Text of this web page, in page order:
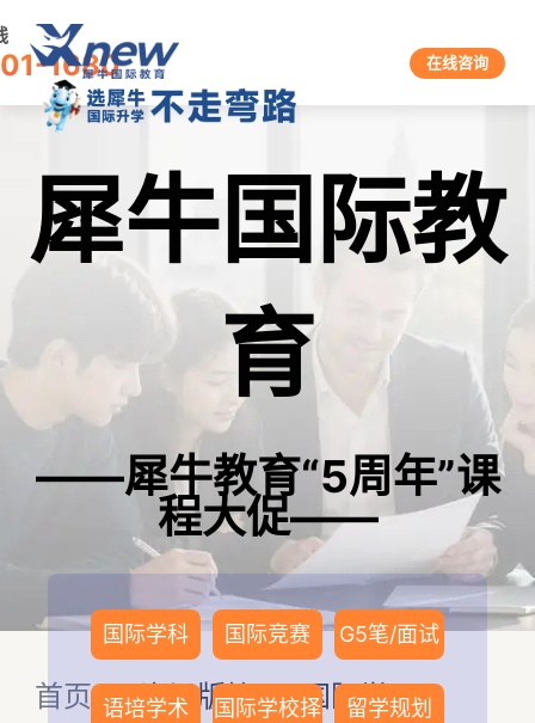
1680 在线咨询
犀牛国际教
育
——犀牛教育“5周年”课
程大促——
国际学科 国际竞赛 G5笔/面试
语培学术
国际学校择
留学规划
首页>资讯版块>国际学